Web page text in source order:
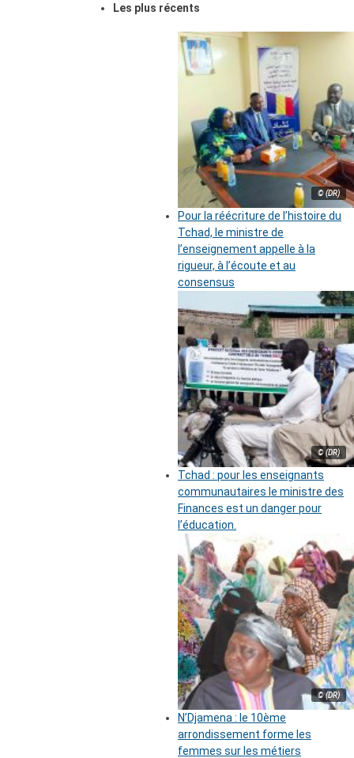
Les plus récents
© (DR)
Pour la réécriture de l’histoire du
Tchad, le ministre de
l’enseignement appelle à la
rigueur, à l’écoute et au
consensus
© (DR)
Tchad : pour les enseignants
communautaires le ministre des
Finances est un danger pour
l’éducation.
© (DR)
N’Djamena : le 10ème
arrondissement forme les
femmes sur les métiers